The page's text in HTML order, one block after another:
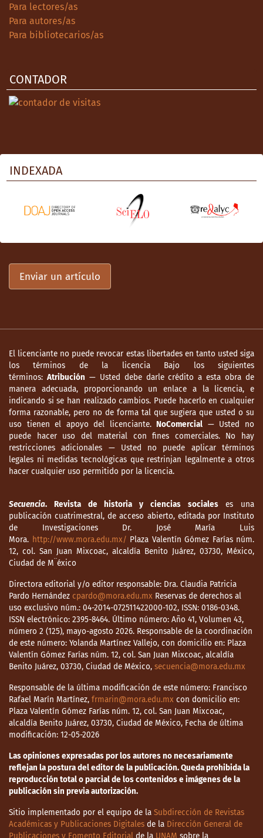
Para lectores/as
Para autores/as
Para bibliotecarios/as
CONTADOR
INDEXADA
Enviar un artículo
El licenciante no puede revocar estas libertades en tanto usted siga
los términos de la licencia Bajo los siguientes
términos: Atribución — Usted debe darle crédito a esta obra de
manera adecuada, proporcionando un enlace a la licencia, e
indicando si se han realizado cambios. Puede hacerlo en cualquier
forma razonable, pero no de forma tal que sugiera que usted o su
uso tienen el apoyo del licenciante.NoComercial — Usted no
puede hacer uso del material con fines comerciales. No hay
restricciones adicionales — Usted no puede aplicar términos
legales ni medidas tecnológicas que restrinjan legalmente a otros
hacer cualquier uso permitido por la licencia.
Secuencia. Revista de historia y ciencias socialeses una
publicación cuatrimestral, de acceso abierto, editada por Instituto
de Investigaciones Dr. José María Luis
Mora. http://www.mora.edu.mx/ Plaza Valentín Gómez Farías núm.
12, col. San Juan Mixcoac, alcaldía Benito Juárez, 03730, México,
Ciudad de M¨éxico
Directora editorial y/o editor responsable: Dra. Claudia Patricia
Pardo Hernández cpardo@mora.edu.mx Reservas de derechos al
uso exclusivo núm.: 04-2014-072511422000-102, ISSN: 0186-0348.
ISSN electrónico: 2395-8464. Último número: Año 41, Volumen 43,
número 2 (125), mayo-agosto 2026. Responsable de la coordinación
de este número: Yolanda Martínez Vallejo, con domicilio en: Plaza
Valentín Gómez Farías núm. 12, col. San Juan Mixcoac, alcaldía
Benito Juárez, 03730, Ciudad de México, secuencia@mora.edu.mx
Responsable de la última modificación de este número: Francisco
Rafael Marín Martínez, frmarin@mora.edu.mx con domicilio en:
Plaza Valentín Gómez Farías núm. 12, col. San Juan Mixcoac,
alcaldía Benito Juárez, 03730, Ciudad de México, Fecha de última
modificación: 12-05-2026
Las opiniones expresadas por los autores no necesariamente
reflejan la postura del editor de la publicación. Queda prohibida la
reproducción total o parcial de los contenidos e imágenes de la
publicación sin previa autorización.
Sitio implementado por el equipo de la Subdirección de Revistas
Académicas y Publicaciones Digitales de la Dirección General de